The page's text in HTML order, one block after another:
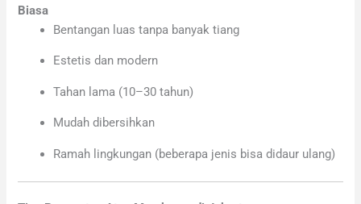
Biasa
Bentangan luas tanpa banyak tiang
Estetis dan modern
Tahan lama (10–30 tahun)
Mudah dibersihkan
Ramah lingkungan (beberapa jenis bisa didaur ulang)